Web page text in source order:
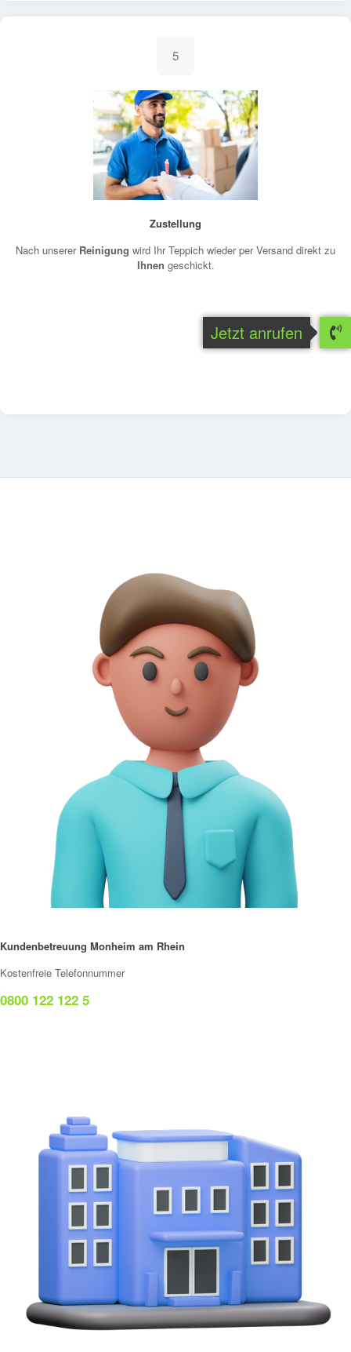
5
Zustellung
Nach unserer Reinigung wird Ihr Teppich wieder per Versand direkt zu
Ihnen geschickt.
Kundenbetreuung Monheim am Rhein
Kostenfreie Telefonnummer
0800 122 122 5
Jetzt anrufen